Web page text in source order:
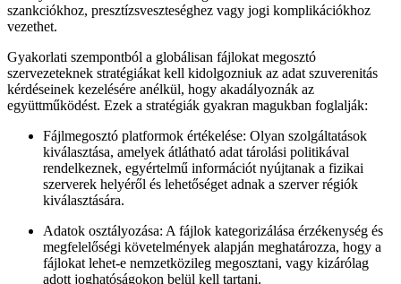
szankciókhoz, presztízsveszteséghez vagy jogi komplikációkhoz
vezethet.
Gyakorlati szempontból a globálisan fájlokat megosztó
szervezeteknek stratégiákat kell kidolgozniuk az adat szuverenitás
kérdéseinek kezelésére anélkül, hogy akadályoznák az
együttműködést. Ezek a stratégiák gyakran magukban foglalják:
Fájlmegosztó platformok értékelése: Olyan szolgáltatások
kiválasztása, amelyek átlátható adat tárolási politikával
rendelkeznek, egyértelmű információt nyújtanak a fizikai
szerverek helyéről és lehetőséget adnak a szerver régiók
kiválasztására.
Adatok osztályozása: A fájlok kategorizálása érzékenység és
megfelelőségi követelmények alapján meghatározza, hogy a
fájlokat lehet-e nemzetközileg megosztani, vagy kizárólag
adott joghatóságokon belül kell tartani.